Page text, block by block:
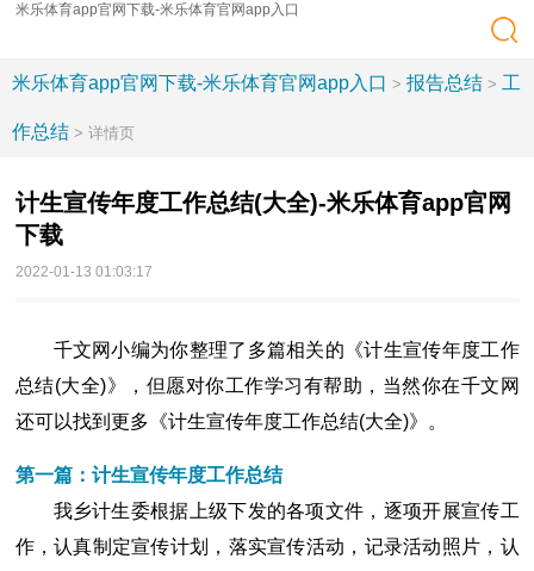
米乐体育app官网下载-米乐体育官网app入口
米乐体育app官网下载-米乐体育官网app入口 > 报告总结 > 工
作总结 > 详情页
计生宣传年度工作总结(大全)-米乐体育app官网
下载
2022-01-13 01:03:17
千文网小编为你整理了多篇相关的《计生宣传年度工作
总结(大全)》，但愿对你工作学习有帮助，当然你在千文网
还可以找到更多《计生宣传年度工作总结(大全)》。
第一篇：计生宣传年度工作总结
我乡计生委根据上级下发的各项文件，逐项开展宣传工
作，认真制定宣传计划，落实宣传活动，记录活动照片，认